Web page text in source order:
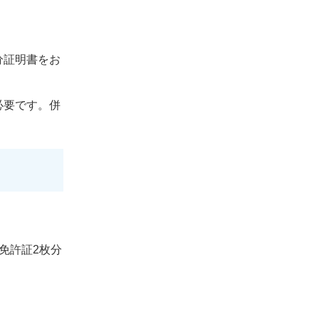
明書をお
要です。併
許証2枚分